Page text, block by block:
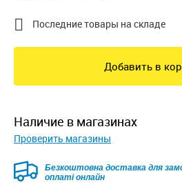
 Последние товары на складе
Добавить в
наличие в магазинах
Проверить магазины
Безкоштовна доставка для
оплаті онлайн